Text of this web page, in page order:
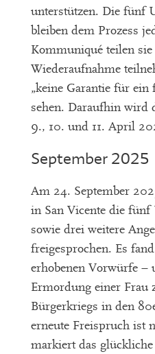
unterstützen. Die fünf
bleiben dem Prozess
Kommuniqué teilen
Wiederaufnahme
„keine Garantie für ein
sehen. Daraufhin wird
9., 10. und 11. April
September 2025
Am 24. September
in San Vicente die
sowie drei weitere
freigesprochen. Es
erhobenen Vorwürfe –
Ermordung einer Frau
Bürgerkriegs in den
erneute Freispruch ist
markiert das glückliche